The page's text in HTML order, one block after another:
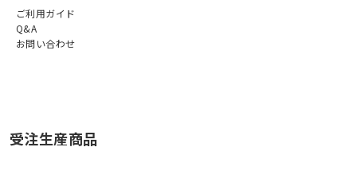
ご利用ガイド
Q&A
お問い合わせ
受注生産商品